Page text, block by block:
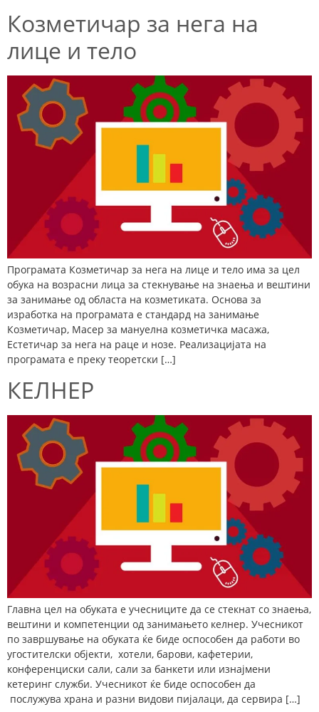
Козметичар за нега на
лице и тело
Програмата Козметичар за нега на лице и тело има за цел
обука на возрасни лица за стекнување на знаења и вештини
за занимање од областа на козметиката. Основа за
изработка на програмата е стандард на занимање
Козметичар, Масер за мануелна козметичка масажа,
Естетичар за нега на раце и нозе. Реализацијата на
програмата е преку теоретски […]
КЕЛНЕР
Главна цел на обуката е учесниците да се стекнат со знаења,
вештини и компетенции од занимањето келнер. Учесникот
по завршување на обуката ќе биде оспособен да работи во
угостителски објекти, хотели, барови, кафетерии,
конференциски сали, сали за банкети или изнајмени
кетеринг служби. Учесникот ќе биде оспособен да
послужува храна и разни видови пијалаци, да сервира […]